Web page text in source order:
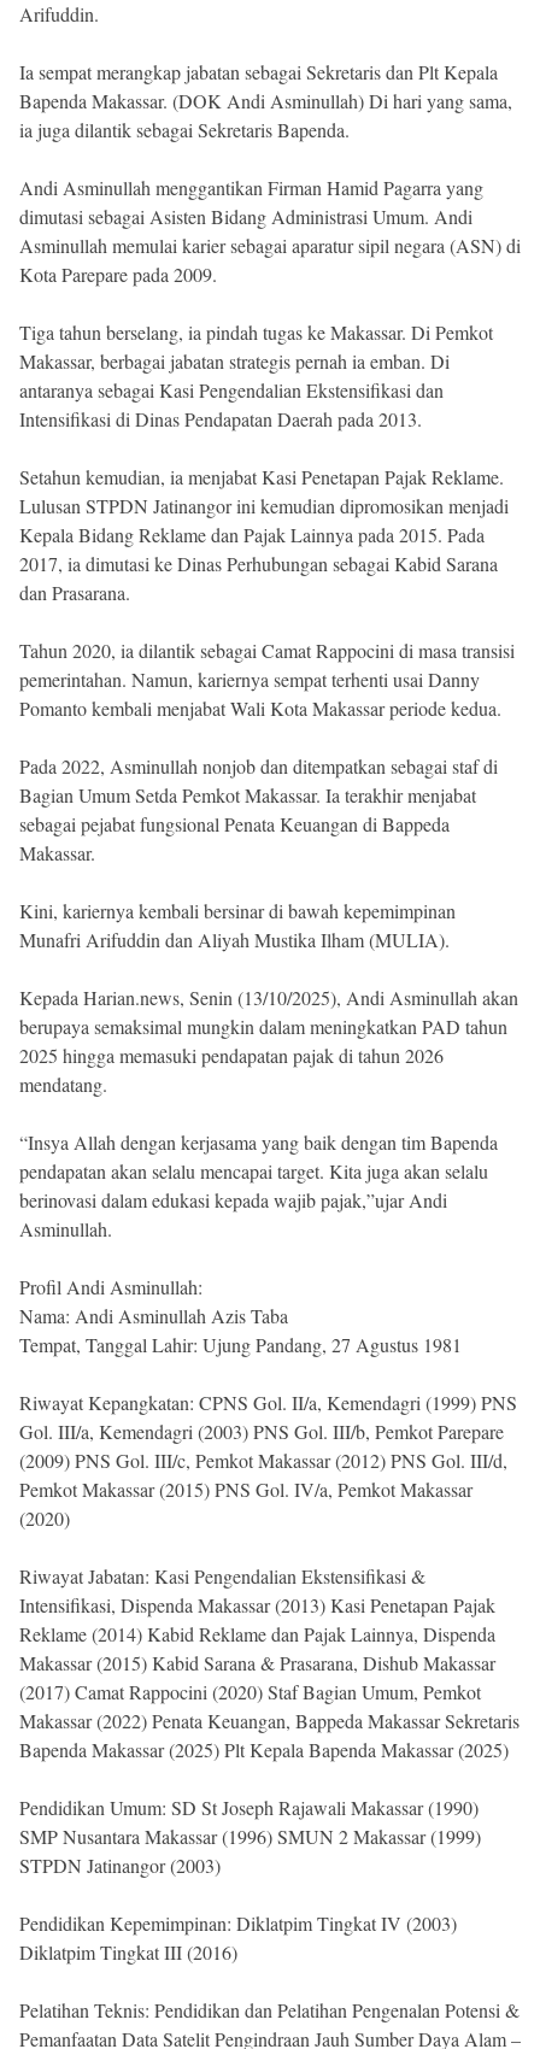
Arifuddin.
Ia sempat merangkap jabatan sebagai Sekretaris dan Plt Kepala
Bapenda Makassar. (DOK Andi Asminullah) Di hari yang sama,
ia juga dilantik sebagai Sekretaris Bapenda.
Andi Asminullah menggantikan Firman Hamid Pagarra yang
dimutasi sebagai Asisten Bidang Administrasi Umum. Andi
Asminullah memulai karier sebagai aparatur sipil negara (ASN) di
Kota Parepare pada 2009.
Tiga tahun berselang, ia pindah tugas ke Makassar. Di Pemkot
Makassar, berbagai jabatan strategis pernah ia emban. Di
antaranya sebagai Kasi Pengendalian Ekstensifikasi dan
Intensifikasi di Dinas Pendapatan Daerah pada 2013.
Setahun kemudian, ia menjabat Kasi Penetapan Pajak Reklame.
Lulusan STPDN Jatinangor ini kemudian dipromosikan menjadi
Kepala Bidang Reklame dan Pajak Lainnya pada 2015. Pada
2017, ia dimutasi ke Dinas Perhubungan sebagai Kabid Sarana
dan Prasarana.
Tahun 2020, ia dilantik sebagai Camat Rappocini di masa transisi
pemerintahan. Namun, kariernya sempat terhenti usai Danny
Pomanto kembali menjabat Wali Kota Makassar periode kedua.
Pada 2022, Asminullah nonjob dan ditempatkan sebagai staf di
Bagian Umum Setda Pemkot Makassar. Ia terakhir menjabat
sebagai pejabat fungsional Penata Keuangan di Bappeda
Makassar.
Kini, kariernya kembali bersinar di bawah kepemimpinan
Munafri Arifuddin dan Aliyah Mustika Ilham (MULIA).
Kepada Harian.news, Senin (13/10/2025), Andi Asminullah akan
berupaya semaksimal mungkin dalam meningkatkan PAD tahun
2025 hingga memasuki pendapatan pajak di tahun 2026
mendatang.
“Insya Allah dengan kerjasama yang baik dengan tim Bapenda
pendapatan akan selalu mencapai target. Kita juga akan selalu
berinovasi dalam edukasi kepada wajib pajak,”ujar Andi
Asminullah.
Profil Andi Asminullah:
Nama: Andi Asminullah Azis Taba
Tempat, Tanggal Lahir: Ujung Pandang, 27 Agustus 1981
Riwayat Kepangkatan: CPNS Gol. II/a, Kemendagri (1999) PNS
Gol. III/a, Kemendagri (2003) PNS Gol. III/b, Pemkot Parepare
(2009) PNS Gol. III/c, Pemkot Makassar (2012) PNS Gol. III/d,
Pemkot Makassar (2015) PNS Gol. IV/a, Pemkot Makassar
(2020)
Riwayat Jabatan: Kasi Pengendalian Ekstensifikasi &
Intensifikasi, Dispenda Makassar (2013) Kasi Penetapan Pajak
Reklame (2014) Kabid Reklame dan Pajak Lainnya, Dispenda
Makassar (2015) Kabid Sarana & Prasarana, Dishub Makassar
(2017) Camat Rappocini (2020) Staf Bagian Umum, Pemkot
Makassar (2022) Penata Keuangan, Bappeda Makassar Sekretaris
Bapenda Makassar (2025) Plt Kepala Bapenda Makassar (2025)
Pendidikan Umum: SD St Joseph Rajawali Makassar (1990)
SMP Nusantara Makassar (1996) SMUN 2 Makassar (1999)
STPDN Jatinangor (2003)
Pendidikan Kepemimpinan: Diklatpim Tingkat IV (2003)
Diklatpim Tingkat III (2016)
Pelatihan Teknis: Pendidikan dan Pelatihan Pengenalan Potensi &
Pemanfaatan Data Satelit Pengindraan Jauh Sumber Daya Alam –